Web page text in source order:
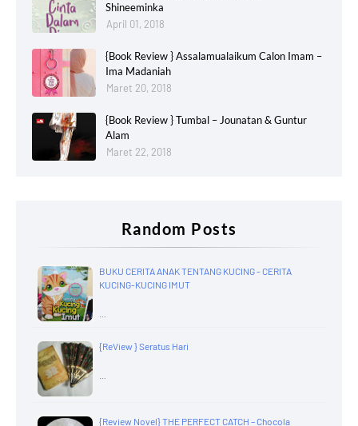
Shineeminka
April 01, 2018
{Book Review } Assalamualaikum Calon Imam –
Ima Madaniah
Maret 20, 2018
{Book Review } Tumbal – Jounatan & Guntur
Alam
Maret 22, 2018
Random Posts
BUKU CERITA ANAK TENTANG KUCING - CERITA
KUCING-KUCING IMUT
{ReView } Seratus Hari
{Review Novel} THE PERFECT CATCH – Chocola